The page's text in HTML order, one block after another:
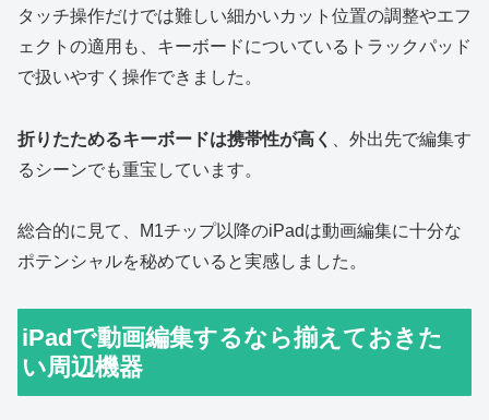
タッチ操作だけでは難しい細かいカット位置の調整やエフ
ェクトの適用も、キーボードについているトラックパッド
で扱いやすく操作できました。
折りたためるキーボードは携帯性が高く
、外出先で編集す
るシーンでも重宝しています。
総合的に見て、M1チップ以降のiPadは動画編集に十分な
ポテンシャルを秘めていると実感しました。
iPadで動画編集するなら揃えておきた
い周辺機器